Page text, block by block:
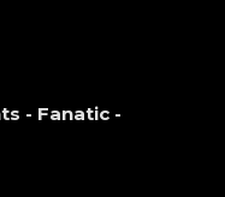
- Fanatic -